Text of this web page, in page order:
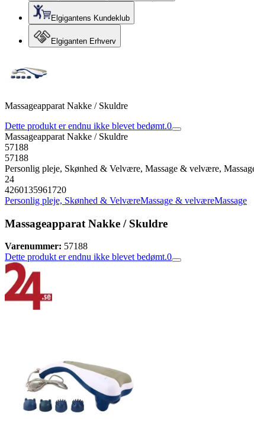
Elgigantens Kundeklub
Elgiganten Erhverv
Massageapparat Nakke / Skuldre
Dette produkt er endnu ikke blevet bedømt.0
Massageapparat Nakke / Skuldre
57188
57188
Personlig pleje, Skønhed & Velvære, Massage & velvære,
24
4260135961720
Personlig pleje, Skønhed & VelværeMassage & velværeMassage
Massageapparat Nakke / Skuldre
Varenummer: 57188
Dette produkt er endnu ikke blevet bedømt.0